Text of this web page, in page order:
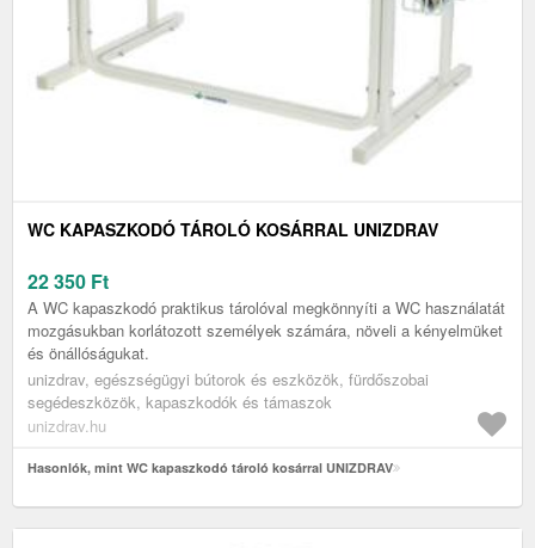
WC KAPASZKODÓ TÁROLÓ KOSÁRRAL UNIZDRAV
22 350 Ft
A WC kapaszkodó praktikus tárolóval megkönnyíti a WC használatát
mozgásukban korlátozott személyek számára, növeli a kényelmüket
és önállóságukat.
unizdrav, egészségügyi bútorok és eszközök, fürdőszobai
segédeszközök, kapaszkodók és támaszok
unizdrav.hu
Hasonlók, mint WC kapaszkodó tároló kosárral UNIZDRAV